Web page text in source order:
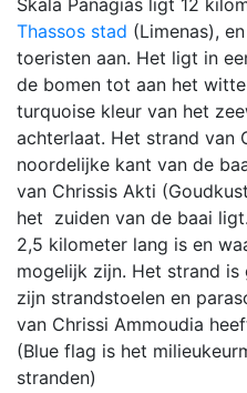
Skala Panagias ligt 12
Thassos stad (Limenas),
toeristen aan. Het ligt in
de bomen tot aan het
turquoise kleur van het
achterlaat. Het strand van
noordelijke kant van de
van Chrissis Akti
het zuiden van de baai
2,5 kilometer lang is en
mogelijk zijn. Het strand
zijn strandstoelen en
van Chrissi Ammoudia
(Blue flag is het
stranden)